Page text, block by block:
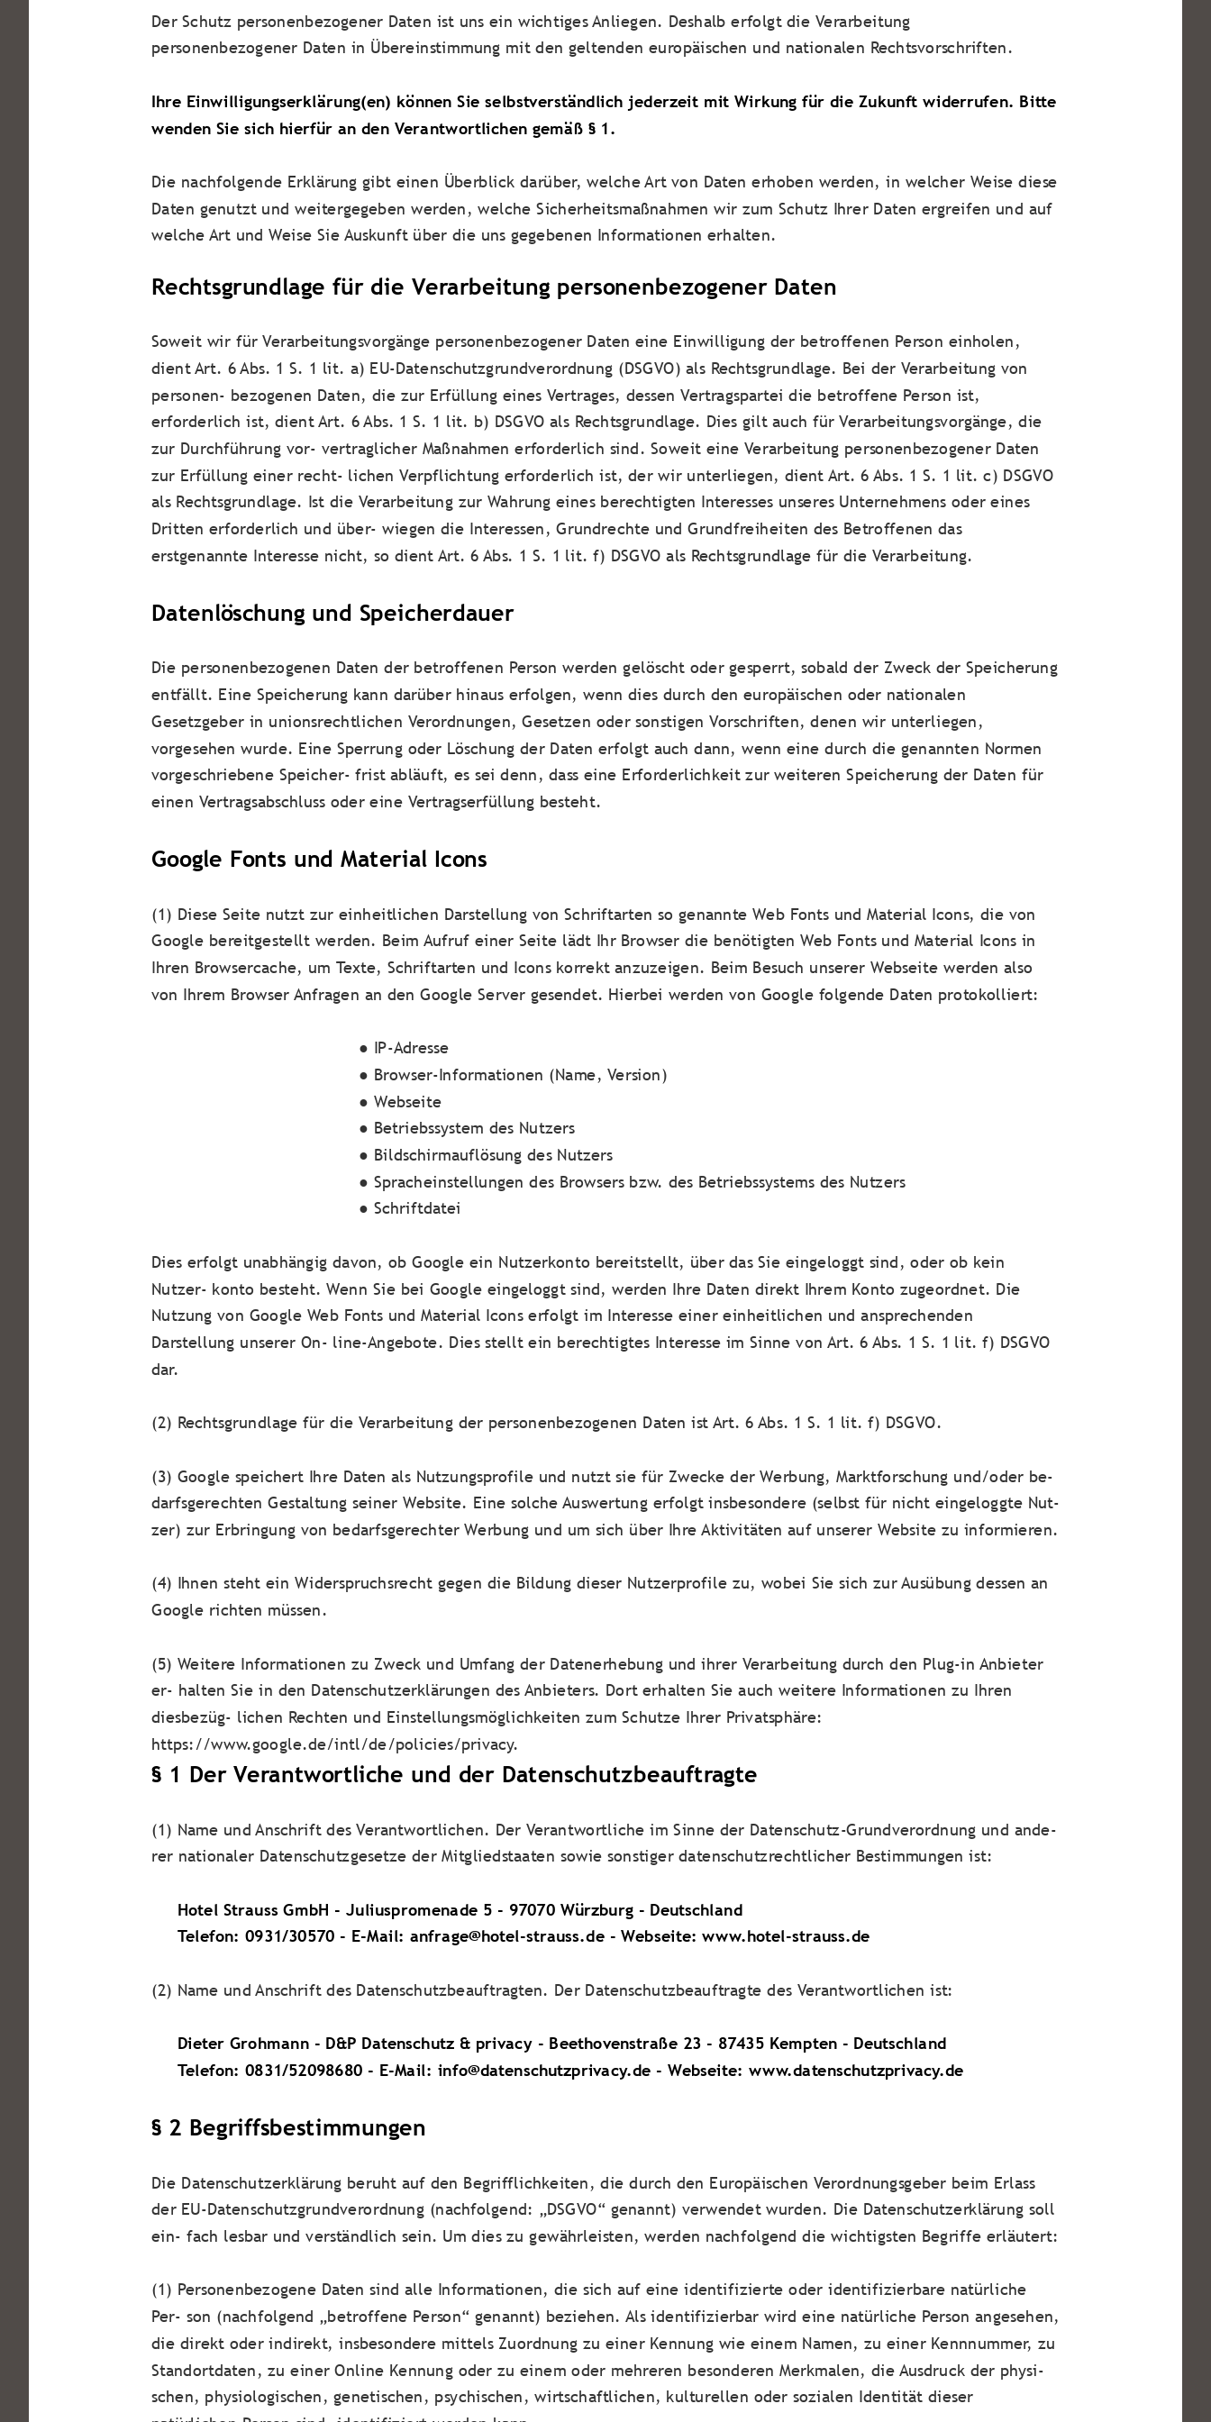
Der Schutz personenbezogener Daten ist uns ein wichtiges Anliegen. Deshalb erfolgt die Verarbeitung
personenbezogener Daten in Übereinstimmung mit den geltenden europäischen und nationalen Rechtsvorschriften.
Ihre Einwilligungserklärung(en) können Sie selbstverständlich jederzeit mit Wirkung für die Zukunft widerrufen. Bitte
wenden Sie sich hierfür an den Verantwortlichen gemäß § 1.
Die nachfolgende Erklärung gibt einen Überblick darüber, welche Art von Daten erhoben werden, in welcher Weise diese
Daten genutzt und weitergegeben werden, welche Sicherheitsmaßnahmen wir zum Schutz Ihrer Daten ergreifen und auf
welche Art und Weise Sie Auskunft über die uns gegebenen Informationen erhalten.
Rechtsgrundlage für die Verarbeitung personenbezogener Daten
Soweit wir für Verarbeitungsvorgänge personenbezogener Daten eine Einwilligung der betroffenen Person einholen,
dient Art. 6 Abs. 1 S. 1 lit. a) EU-Datenschutzgrundverordnung (DSGVO) als Rechtsgrundlage. Bei der Verarbeitung von
personen- bezogenen Daten, die zur Erfüllung eines Vertrages, dessen Vertragspartei die betroffene Person ist,
erforderlich ist, dient Art. 6 Abs. 1 S. 1 lit. b) DSGVO als Rechtsgrundlage. Dies gilt auch für Verarbeitungsvorgänge, die
zur Durchführung vor- vertraglicher Maßnahmen erforderlich sind. Soweit eine Verarbeitung personenbezogener Daten
zur Erfüllung einer recht- lichen Verpflichtung erforderlich ist, der wir unterliegen, dient Art. 6 Abs. 1 S. 1 lit. c) DSGVO
als Rechtsgrundlage. Ist die Verarbeitung zur Wahrung eines berechtigten Interesses unseres Unternehmens oder eines
Dritten erforderlich und über- wiegen die Interessen, Grundrechte und Grundfreiheiten des Betroffenen das
erstgenannte Interesse nicht, so dient Art. 6 Abs. 1 S. 1 lit. f) DSGVO als Rechtsgrundlage für die Verarbeitung.
Datenlöschung und Speicherdauer
Die personenbezogenen Daten der betroffenen Person werden gelöscht oder gesperrt, sobald der Zweck der Speicherung
entfällt. Eine Speicherung kann darüber hinaus erfolgen, wenn dies durch den europäischen oder nationalen
Gesetzgeber in unionsrechtlichen Verordnungen, Gesetzen oder sonstigen Vorschriften, denen wir unterliegen,
vorgesehen wurde. Eine Sperrung oder Löschung der Daten erfolgt auch dann, wenn eine durch die genannten Normen
vorgeschriebene Speicher- frist abläuft, es sei denn, dass eine Erforderlichkeit zur weiteren Speicherung der Daten für
einen Vertragsabschluss oder eine Vertragserfüllung besteht.
Google Fonts und Material Icons
(1) Diese Seite nutzt zur einheitlichen Darstellung von Schriftarten so genannte Web Fonts und Material Icons, die von
Google bereitgestellt werden. Beim Aufruf einer Seite lädt Ihr Browser die benötigten Web Fonts und Material Icons in
Ihren Browsercache, um Texte, Schriftarten und Icons korrekt anzuzeigen. Beim Besuch unserer Webseite werden also
von Ihrem Browser Anfragen an den Google Server gesendet. Hierbei werden von Google folgende Daten protokolliert:
● IP-Adresse
● Browser-Informationen (Name, Version)
● Webseite
● Betriebssystem des Nutzers
● Bildschirmauflösung des Nutzers
● Spracheinstellungen des Browsers bzw. des Betriebssystems des Nutzers
● Schriftdatei
Dies erfolgt unabhängig davon, ob Google ein Nutzerkonto bereitstellt, über das Sie eingeloggt sind, oder ob kein
Nutzer- konto besteht. Wenn Sie bei Google eingeloggt sind, werden Ihre Daten direkt Ihrem Konto zugeordnet. Die
Nutzung von Google Web Fonts und Material Icons erfolgt im Interesse einer einheitlichen und ansprechenden
Darstellung unserer On- line-Angebote. Dies stellt ein berechtigtes Interesse im Sinne von Art. 6 Abs. 1 S. 1 lit. f) DSGVO
dar.
(2) Rechtsgrundlage für die Verarbeitung der personenbezogenen Daten ist Art. 6 Abs. 1 S. 1 lit. f) DSGVO.
(3) Google speichert Ihre Daten als Nutzungsprofile und nutzt sie für Zwecke der Werbung, Marktforschung und/oder be-
darfsgerechten Gestaltung seiner Website. Eine solche Auswertung erfolgt insbesondere (selbst für nicht eingeloggte Nut-
zer) zur Erbringung von bedarfsgerechter Werbung und um sich über Ihre Aktivitäten auf unserer Website zu informieren.
(4) Ihnen steht ein Widerspruchsrecht gegen die Bildung dieser Nutzerprofile zu, wobei Sie sich zur Ausübung dessen an
Google richten müssen.
(5) Weitere Informationen zu Zweck und Umfang der Datenerhebung und ihrer Verarbeitung durch den Plug-in Anbieter
er- halten Sie in den Datenschutzerklärungen des Anbieters. Dort erhalten Sie auch weitere Informationen zu Ihren
diesbezüg- lichen Rechten und Einstellungsmöglichkeiten zum Schutze Ihrer Privatsphäre:
https://www.google.de/intl/de/policies/privacy.
§ 1 Der Verantwortliche und der Datenschutzbeauftragte
(1) Name und Anschrift des Verantwortlichen. Der Verantwortliche im Sinne der Datenschutz-Grundverordnung und ande-
rer nationaler Datenschutzgesetze der Mitgliedstaaten sowie sonstiger datenschutzrechtlicher Bestimmungen ist:
Hotel Strauss GmbH - Juliuspromenade 5 - 97070 Würzburg - Deutschland
Telefon: 0931/30570 - E-Mail: anfrage@hotel-strauss.de - Webseite: www.hotel-strauss.de
(2) Name und Anschrift des Datenschutzbeauftragten. Der Datenschutzbeauftragte des Verantwortlichen ist:
Dieter Grohmann - D&P Datenschutz & privacy - Beethovenstraße 23 - 87435 Kempten - Deutschland
Telefon: 0831/52098680 - E-Mail: info@datenschutzprivacy.de - Webseite: www.datenschutzprivacy.de
§ 2 Begriffsbestimmungen
Die Datenschutzerklärung beruht auf den Begrifflichkeiten, die durch den Europäischen Verordnungsgeber beim Erlass
der EU-Datenschutzgrundverordnung (nachfolgend: „DSGVO“ genannt) verwendet wurden. Die Datenschutzerklärung soll
ein- fach lesbar und verständlich sein. Um dies zu gewährleisten, werden nachfolgend die wichtigsten Begriffe erläutert:
(1) Personenbezogene Daten sind alle Informationen, die sich auf eine identifizierte oder identifizierbare natürliche
Per- son (nachfolgend „betroffene Person“ genannt) beziehen. Als identifizierbar wird eine natürliche Person angesehen,
die direkt oder indirekt, insbesondere mittels Zuordnung zu einer Kennung wie einem Namen, zu einer Kennnummer, zu
Standortdaten, zu einer Online Kennung oder zu einem oder mehreren besonderen Merkmalen, die Ausdruck der physi-
schen, physiologischen, genetischen, psychischen, wirtschaftlichen, kulturellen oder sozialen Identität dieser